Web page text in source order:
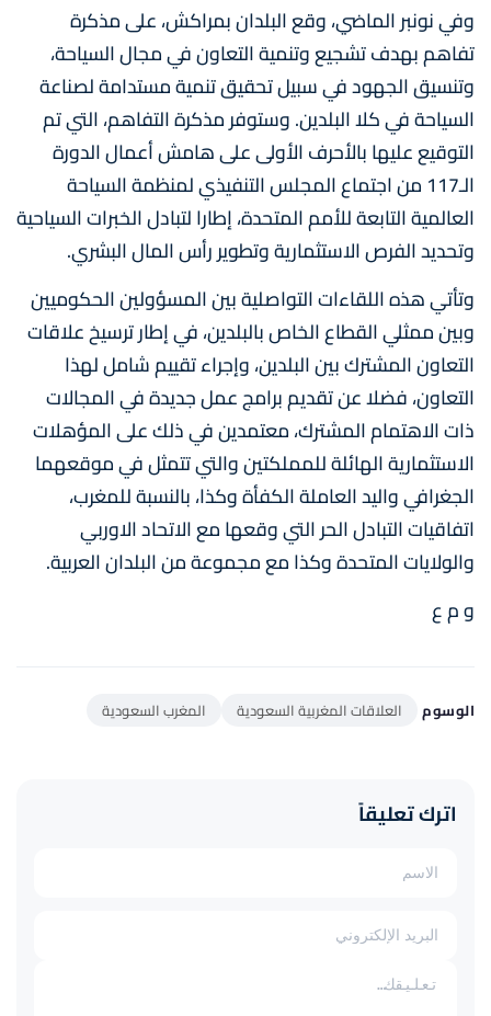
وفي نونبر الماضي، وقع البلدان بمراكش، على مذكرة
تفاهم بهدف تشجيع وتنمية التعاون في مجال السياحة،
وتنسيق الجهود في سبيل تحقيق تنمية مستدامة لصناعة
السياحة في كلا البلدين. وستوفر مذكرة التفاهم، التي تم
التوقيع عليها بالأحرف الأولى على هامش أعمال الدورة
الـ117 من اجتماع المجلس التنفيذي لمنظمة السياحة
العالمية التابعة للأمم المتحدة، إطارا لتبادل الخبرات السياحية
وتحديد الفرص الاستثمارية وتطوير رأس المال البشري.
وتأتي هذه اللقاءات التواصلية بين المسؤولين الحكوميين
وبين ممثلي القطاع الخاص بالبلدين، في إطار ترسيخ علاقات
التعاون المشترك بين البلدين، وإجراء تقييم شامل لهذا
التعاون، فضلا عن تقديم برامج عمل جديدة في المجالات
ذات الاهتمام المشترك، معتمدين في ذلك على المؤهلات
الاستثمارية الهائلة للمملكتين والتي تتمثل في موقعهما
الجغرافي واليد العاملة الكفأة وكذا، بالنسبة للمغرب،
اتفاقيات التبادل الحر التي وقعها مع الاتحاد الاوربي
والولايات المتحدة وكذا مع مجموعة من البلدان العربية.
و م ع
الوسوم العلاقات المغربية السعودية المغرب السعودية
اترك تعليقاً